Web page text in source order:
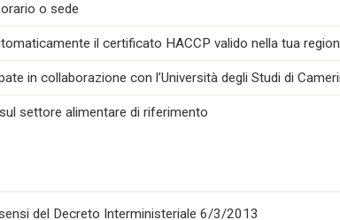
o sede
il certificato HACCP valido nella tua
in collaborazione con l’Università degli Studi di
settore alimentare di riferimento
del Decreto Interministeriale 6/3/2013